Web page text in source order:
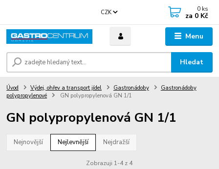
Menu
CZK
Hledat
0 ks
za 0 Kč
Úvod Výdej, ohřev a transport jídel Gastronádoby
Gastronádoby
polypropylenové
GN polypropylenová GN 1/1
GN polypropylenová GN 1/1
Nejnovější Nejlevnější Nejdražší
Zobrazuji 1-4 z 4